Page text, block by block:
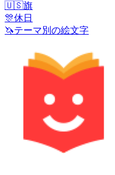
🇺🇸旗
🎊休日
🦄テーマ別の絵文字